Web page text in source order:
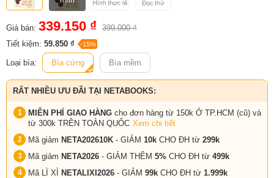
Giá bán: 339.150 ₫ 399.000 ₫
Tiết kiệm: 59.850 ₫ -15%
Loại bìa: Bìa cứng Bìa mềm
RẤT NHIỀU ƯU ĐÃI TẠI NETABOOKS:
MIỄN PHÍ GIAO HÀNG cho đơn hàng từ 150k Ở TP.HCM (cũ) và
từ 300k TRÊN TOÀN QUỐC Xem chi tiết
Mã giảm NETA202610K - GIẢM 10k CHO ĐH từ 299k
Mã giảm NETA2026 - GIẢM THÊM 5% CHO ĐH từ 499k
Mã LÌ XÌ NETALIXI2026 - GIẢM 99k CHO ĐH từ 1.999k